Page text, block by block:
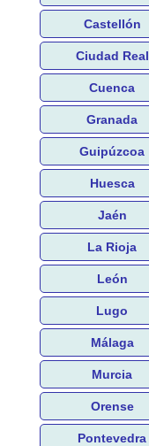
Castellón
Ciudad Real
Cuenca
Granada
Guipúzcoa
Huesca
Jaén
La Rioja
León
Lugo
Málaga
Murcia
Orense
Pontevedra